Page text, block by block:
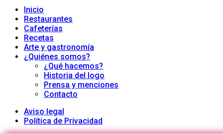
Inicio
Restaurantes
Cafeterías
Recetas
Arte y gastronomía
¿Quiénes somos?
¿Qué hacemos?
Historia del logo
Prensa y menciones
Contacto
Aviso legal
Política de Privacidad